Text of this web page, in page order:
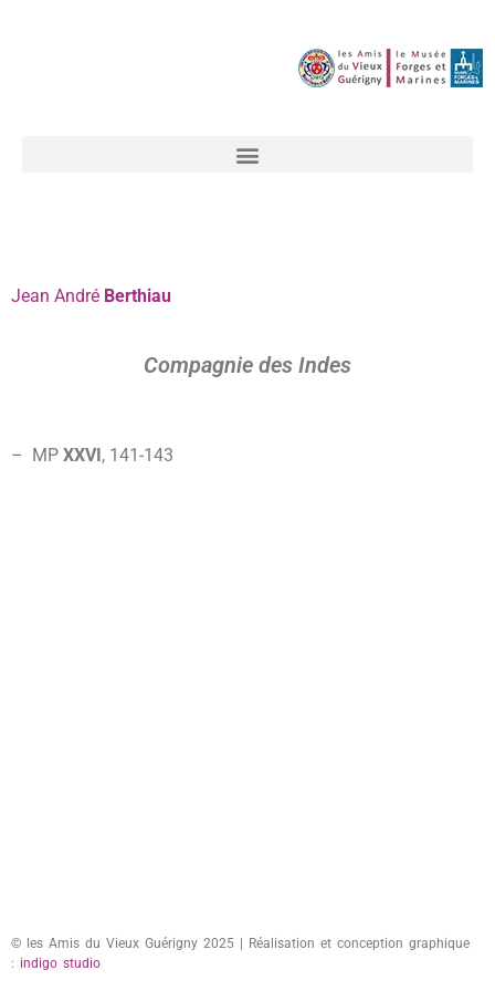
Jean André Berthiau
Compagnie des Indes
– MP XXVI, 141-143
© les Amis du Vieux Guérigny 2025 | Réalisation et conception graphique
: indigo studio